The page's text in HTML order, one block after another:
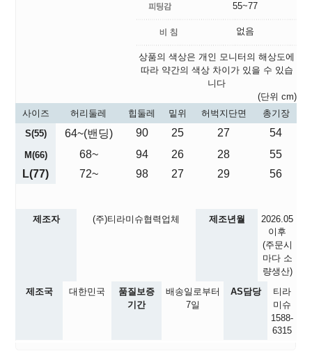
55~77
없음
상품의 색상은 개인 모니터의 해상도에
따라 약간의 색상 차이가 있을 수 있습
니다
(단위 cm)
사이즈
허리둘레 힙둘레 밑위 허벅지단면
총기장
S(55)
64~(밴딩) 90 25 27 54
M(66) 68~ 94 26 28
55
L(77)
72~ 98 27 29 56
제조자 (주)티라미슈협력업체 제조년월
2026.05
이후
(주문시
마다 소
량생산)
제조국
대한민국
품질보증
기간
배송일로부터
7일
AS담당
티라
미슈
1588-
6315